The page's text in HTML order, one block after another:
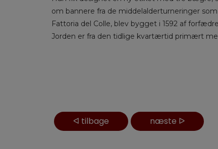
om bannere fra de middelalderturneringer
Fattoria del Colle, blev bygget i 1592 af
Jorden er fra den tidlige kvartærtid primært
ᐊ tilbage næste ᐅ